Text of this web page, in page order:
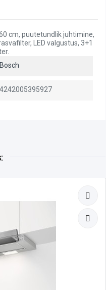
cm, puutetundlik juhtimine,
LED valgustus, 3+1
Bosch
4242005395927